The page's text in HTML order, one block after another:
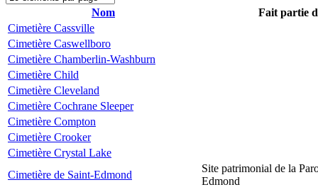
Nom
Fait partie
Cimetière Cassville
Cimetière Caswellboro
Cimetière Chamberlin-Washburn
Cimetière Child
Cimetière Cleveland
Cimetière Cochrane Sleeper
Cimetière Compton
Cimetière Crooker
Cimetière Crystal Lake
Cimetière de Saint-Edmond
Site patrimonial de la
Edmond